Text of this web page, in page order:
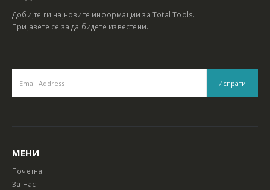
Добијте ги најновите информации за Total Tools.
Пријавете се за да бидете известени.
МЕНИ
Почетна
За Нас